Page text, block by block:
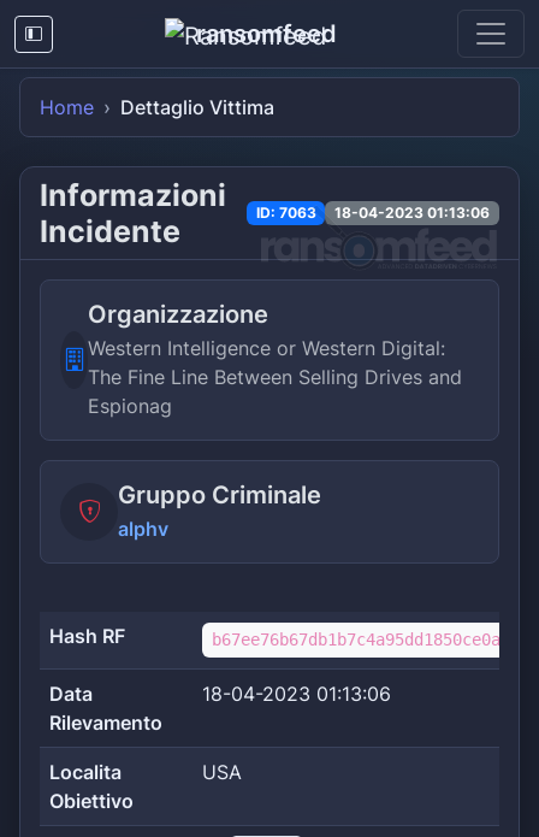
ransomfeed
Home Dettaglio Vittima
Informazioni
Incidente
ID: 7063 18-04-2023 01:13:06
Organizzazione
Western Intelligence or Western Digital:
The Fine Line Between Selling Drives and
Espionag
Gruppo Criminale
alphv
Hash RF
Data
Rilevamento
18-04-2023 01:13:06
Localita
Obiettivo
USA